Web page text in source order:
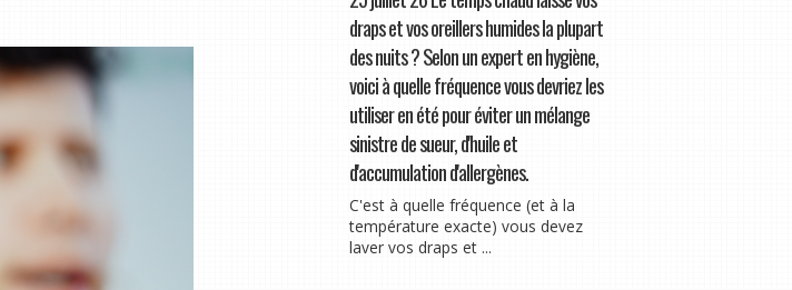
draps et vos oreillers humides la plupart
des nuits ? Selon un expert en hygiène,
voici à quelle fréquence vous devriez les
utiliser en été pour éviter un mélange
sinistre de sueur, d'huile et
d'accumulation d'allergènes.
C'est à quelle fréquence (et à la
température exacte) vous devez
laver vos draps et ...